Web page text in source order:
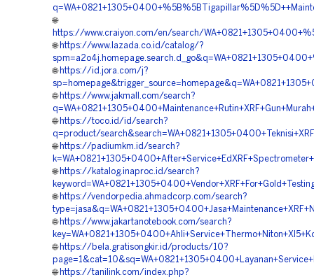
🌐
https://www.craiyon.com/en/search/
🌐 https://www.lazada.co.id/catalog/?
🌐 https://id.jora.com/j?
🌐 https://www.jakmall.com/search?
🌐 https://toco.id/id/search?
q=product/
🌐 https://padiumkm.id/search?
🌐 https://katalog.inaproc.id/search?
🌐 https://vendorpedia.ahmadcorp.com/search?
🌐 https://www.jakartanotebook.com/search?
🌐 https://bela.gratisongkir.id/products/10?
🌐 https://tanilink.com/index.php?